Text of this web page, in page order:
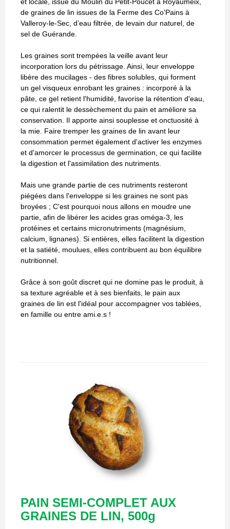
et locale, issue du Moulin du Petit-Poucet à Royaumeix,
de graines de lin issues de la Ferme des Co'Pains à
Valleroy-le-Sec, d’eau filtrée, de levain dur naturel, de
sel de Guérande.
Les graines sont trempées la veille avant leur
incorporation lors du pétrissage. Ainsi, leur enveloppe
libère des mucilages - des fibres solubles, qui forment
un gel visqueux enrobant les graines : incorporé à la
pâte, ce gel retient l'humidité, favorise la rétention d'eau,
ce qui ralentit le dessèchement du pain et améliore sa
conservation. Il apporte ainsi souplesse et onctuosité à
la mie. Faire tremper les graines de lin avant leur
consommation permet également d'activer les enzymes
et d'amorcer le processus de germination, ce qui facilite
la digestion et l'assimilation des nutriments.
Mais une grande partie de ces nutriments resteront
piégées dans l'enveloppe si les graines ne sont pas
broyées ; C'est pourquoi nous allons en moudre une
partie, afin de libérer les acides gras oméga-3, les
protéines et certains micronutriments (magnésium,
calcium, lignanes). Si entières, elles facilitent la digestion
et la satiété, moulues, elles contribuent au bon équilibre
nutritionnel.
Grâce à son goût discret qui ne domine pas le produit, à
sa texture agréable et à ses bienfaits, le pain aux
graines de lin est l'idéal pour accompagner vos tablées,
en famille ou entre ami.e.s !
PAIN SEMI-COMPLET AUX
GRAINES DE LIN, 500g